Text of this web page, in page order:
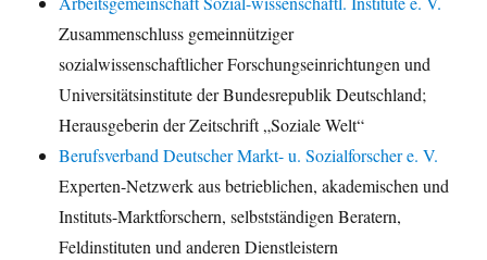
Zusammenschluss gemeinnütziger
sozialwissenschaftlicher Forschungseinrichtungen und
Universitätsinstitute der Bundesrepublik Deutschland;
Herausgeberin der Zeitschrift „Soziale Welt“
Berufsverband Deutscher Markt- u. Sozialforscher e. V.
Experten-Netzwerk aus betrieblichen, akademischen und
Instituts-Marktforschern, selbstständigen Beratern,
Feldinstituten und anderen Dienstleistern